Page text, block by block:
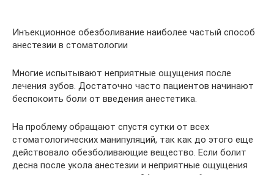
Инъекционное обезболивание наиболее частый способ
анестезии в стоматологии
Многие испытывают неприятные ощущения после
лечения зубов. Достаточно часто пациентов начинают
беспокоить боли от введения анестетика.
На проблему обращают спустя сутки от всех
стоматологических манипуляций, так как до этого еще
действовало обезболивающие вещество. Если болит
десна после укола анестезии и неприятные ощущения